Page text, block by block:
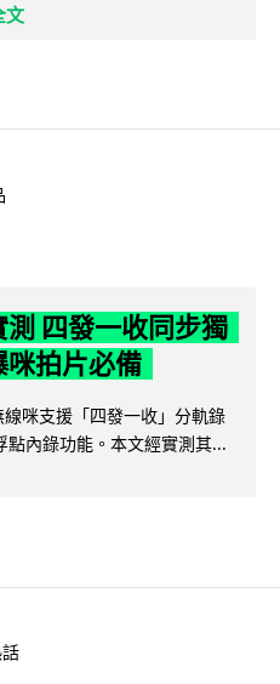
文
四發一收同步獨
拍片必備
咪支援「四發一收」分軌錄
內錄功能。本文經實測其...